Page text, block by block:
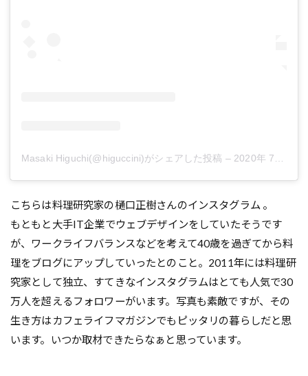
Masaki Higuchi(@higuccini)がシェアした投稿 – 2020年 7月月8日午後10時59分PDT
こちらは料理研究家の樋口正樹さんのインスタグラム 。
もともと大手IT企業でウェブデザインをしていたそうです
が、ワークライフバランスなどを考えて40歳を過ぎてから料
理をブログにアップしていったとのこと。2011年には料理研
究家として独立、すてきなインスタグラムはとても人気で30
万人を超えるフォロワーがいます。写真も素敵ですが、その
生き方はカフェライフマガジンでもピッタリの暮らしだと思
います。いつか取材できたらなぁと思っています。